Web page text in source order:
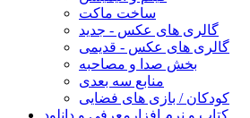
ساخت ماکت
گالری های عکس - جدید
گالری های عکس - قدیمی
بخش صدا و مصاحبه
منابع سه بعدی
کودکان / بازی های فضایی
کتاب و نرم افزار معرفی و دانلود